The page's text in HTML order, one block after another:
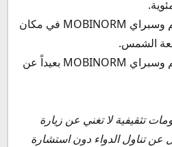
يحفظ ويخزن موبينورم كريم وسبراي MOBINORM في مكان
الشمس.
يحفظ ويخزن موبينورم كريم وسبراي MOBINORM بعيداً عن
تثقيفية لا تغني عن زيارة
تناول الدواء دون استشارة